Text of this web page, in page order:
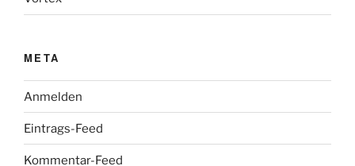
META
Anmelden
Eintrags-Feed
Kommentar-Feed